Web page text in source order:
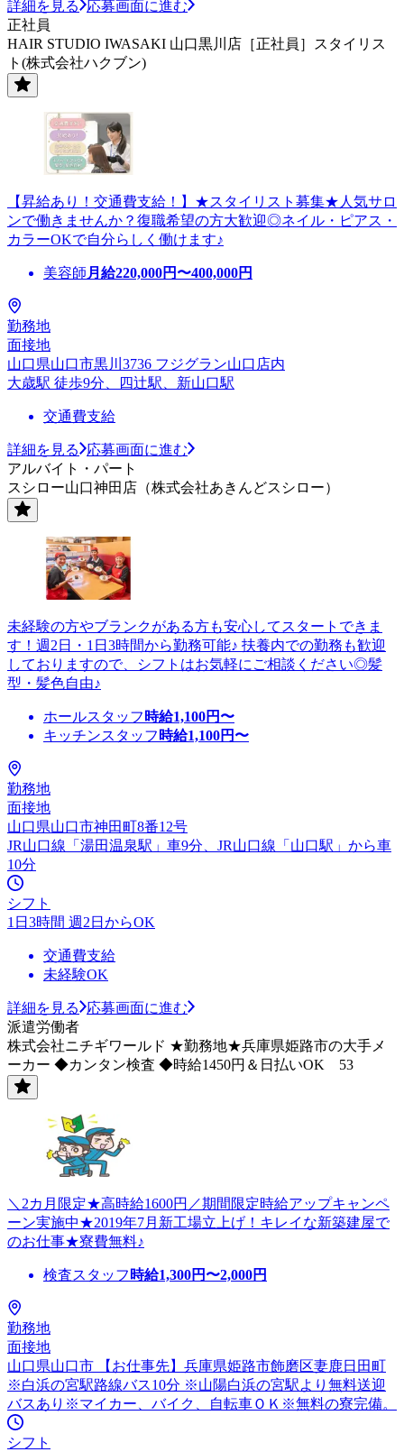
詳細を見る
応募画面に進む
正社員
HAIR STUDIO IWASAKI 山口黒川店［正社員］スタイリス
ト(株式会社ハクブン)
【昇給あり！交通費支給！】★スタイリスト募集★人気サロ
ンで働きませんか？復職希望の方大歓迎◎ネイル・ピアス・
カラーOKで自分らしく働けます♪
美容師 月給220,000円〜400,000円
勤務地
面接地
山口県山口市黒川3736 フジグラン山口店内
大歳駅 徒歩9分、四辻駅、新山口駅
交通費支給
詳細を見る
応募画面に進む
アルバイト・パート
スシロー山口神田店（株式会社あきんどスシロー）
未経験の方やブランクがある方も安心してスタートできま
す！週2日・1日3時間から勤務可能♪ 扶養内での勤務も歓迎
しておりますので、シフトはお気軽にご相談ください◎髪
型・髪色自由♪
ホールスタッフ 時給1,100円〜
キッチンスタッフ 時給1,100円〜
勤務地
面接地
山口県山口市神田町8番12号
JR山口線「湯田温泉駅」車9分、JR山口線「山口駅」から車
10分
シフト
1日3時間 週2日からOK
交通費支給
未経験OK
詳細を見る
応募画面に進む
派遣労働者
株式会社ニチギワールド ★勤務地★兵庫県姫路市の大手メ
ーカー ◆カンタン検査 ◆時給1450円＆日払いOK 53
＼2カ月限定★高時給1600円／期間限定時給アップキャンペ
ーン実施中★2019年7月新工場立上げ！キレイな新築建屋で
のお仕事★寮費無料♪
検査スタッフ 時給1,300円〜2,000円
勤務地
面接地
山口県山口市 【お仕事先】兵庫県姫路市飾磨区妻鹿日田町
※白浜の宮駅路線バス10分 ※山陽白浜の宮駅より無料送迎
バスあり※マイカー、バイク、自転車ＯＫ※無料の寮完備。
シフト